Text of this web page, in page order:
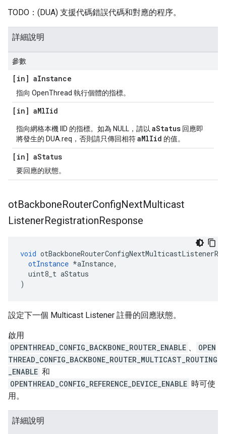
TODO：(DUA) 支援代碼錯誤代碼和對應的程序。
詳細說明
參數
[in] aInstance
指向 OpenThread 執行個體的指標。
[in] aMlIid
指向網格本機 IID 的指標。如為 NULL，請以 aStatus 回應即
將發生的 DUA.req，否則請只傳回相符aMlIid 的值。
[in] aStatus
要回應的狀態。
otBackboneRouterConfigNextMulticast
ListenerRegistrationResponse
void
otInstance *aInstance,
uint8_t aStatus
)
設定下一個 Multicast Listener 註冊的回應狀態。
啟用
OPENTHREAD_CONFIG_BACKBONE_ROUTER_ENABLE 、
OPEN
THREAD_CONFIG_BACKBONE_ROUTER_MULTICAST_ROUTING
_ENABLE 和
OPENTHREAD_CONFIG_REFERENCE_DEVICE_ENABLE 時可使
用。
詳細說明